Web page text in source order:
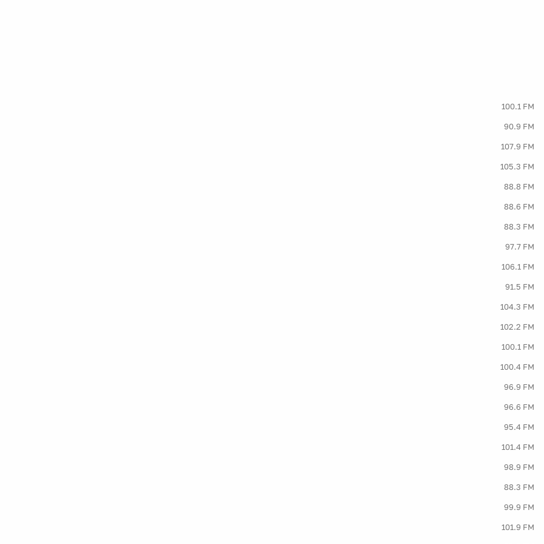
100.1 FM
90.9 FM
107.9 FM
105.3 FM
88.8 FM
88.6 FM
88.3 FM
97.7 FM
106.1 FM
91.5 FM
104.3 FM
102.2 FM
100.1 FM
100.4 FM
96.9 FM
96.6 FM
95.4 FM
101.4 FM
98.9 FM
88.3 FM
99.9 FM
101.9 FM